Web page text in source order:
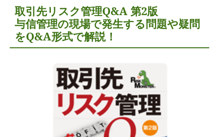
取引先リスク管理Q&A 第2版
与信管理の現場で発生する問題や疑問
をQ&A形式で解説！